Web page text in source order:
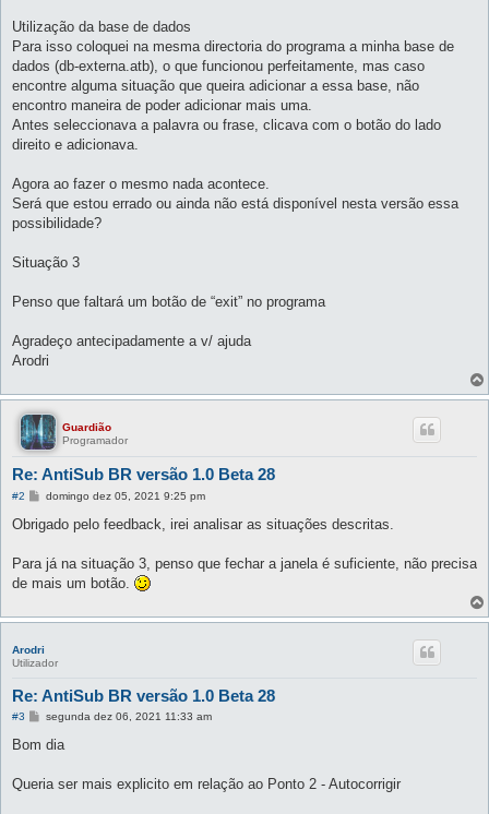
Utilização da base de dados
Para isso coloquei na mesma directoria do programa a minha base de
dados (db-externa.atb), o que funcionou perfeitamente, mas caso
encontre alguma situação que queira adicionar a essa base, não
encontro maneira de poder adicionar mais uma.
Antes seleccionava a palavra ou frase, clicava com o botão do lado
direito e adicionava.
Agora ao fazer o mesmo nada acontece.
Será que estou errado ou ainda não está disponível nesta versão essa
possibilidade?
Situação 3
Penso que faltará um botão de “exit” no programa
Agradeço antecipadamente a v/ ajuda
Arodri
Guardião
Programador
Re: AntiSub BR versão 1.0 Beta 28
#2
M
n
s
g
e
m
domingo dez 05, 2021 9:25 pm
Obrigado pelo feedback, irei analisar as situações descritas.
Para já na situação 3, penso que fechar a janela é suficiente, não precisa
de mais um botão.
Arodri
Utilizador
Re: AntiSub BR versão 1.0 Beta 28
#3
M
n
g
segunda dez 06, 2021 11:33 am
Bom dia
Queria ser mais explicito em relação ao Ponto 2 - Autocorrigir